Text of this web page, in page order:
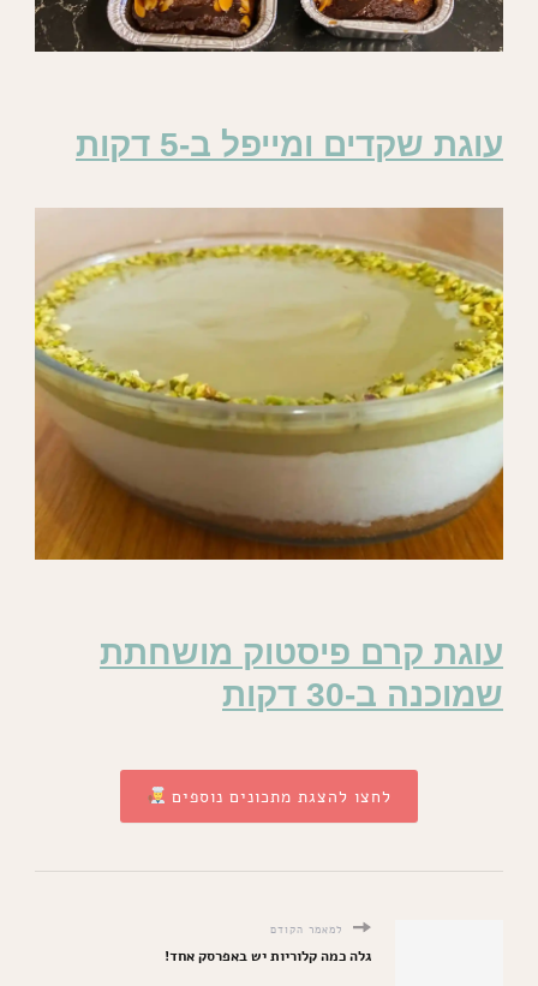
עוגת שקדים ומייפל ב-5 דקות
עוגת קרם פיסטוק מושחתת
שמוכנה ב-30 דקות
לחצו להצגת מתכונים נוספים
למאמר הקודם
גלה כמה קלוריות יש באפרסק אחד!